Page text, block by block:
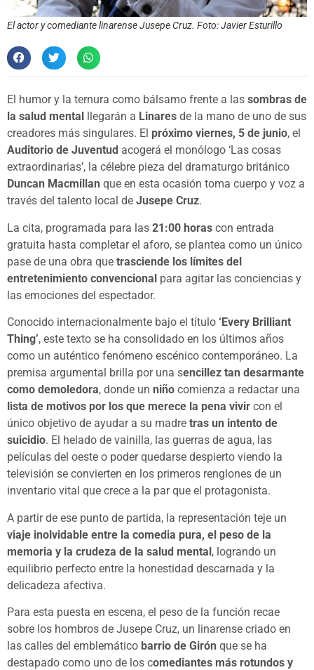
El actor y comediante linarense Jusepe Cruz. Foto: Javier Esturillo
El humor y la ternura como bálsamo frente a las sombras de
la salud mental
llegarán a Linares de la mano de uno de sus
creadores más singulares. El próximo viernes, 5 de junio, el
Auditorio de Juventud acogerá el monólogo ‘Las cosas
extraordinarias’, la célebre pieza del dramaturgo británico
Duncan Macmillan que en esta ocasión toma cuerpo y voz a
través del talento local de Jusepe Cruz.
La cita, programada para las 21:00 horas con entrada
gratuita hasta completar el aforo, se plantea como un único
pase de una obra que trasciende los límites del
entretenimiento convencional para agitar las conciencias y
las emociones del espectador.
Conocido internacionalmente bajo el título ‘Every Brilliant
Thing’, este texto se ha consolidado en los últimos años
como un auténtico fenómeno escénico contemporáneo. La
premisa argumental brilla por una sencillez tan desarmante
como demoledora, donde un niño comienza a redactar una
lista de motivos por los que merece la pena vivir con el
único objetivo de ayudar a su madre tras un intento de
suicidio. El helado de vainilla, las guerras de agua, las
películas del oeste o poder quedarse despierto viendo la
televisión se convierten en los primeros renglones de un
inventario vital que crece a la par que el protagonista.
A partir de ese punto de partida, la representación teje un
viaje inolvidable entre la comedia pura, el peso de la
memoria y la crudeza de la salud mental, logrando un
equilibrio perfecto entre la honestidad descarnada y la
delicadeza afectiva.
Para esta puesta en escena, el peso de la función recae
sobre los hombros de Jusepe Cruz, un linarense criado en
las calles del emblemático barrio de Girón que se ha
destapado como uno de los comediantes más rotundos y